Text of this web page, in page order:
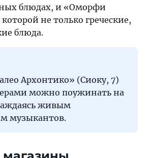
блюдах, и «Оморфи
не только греческие,
блюда.
Архонтико» (Сиоку, 7)
можно поужинать на
живым
музыкантов.